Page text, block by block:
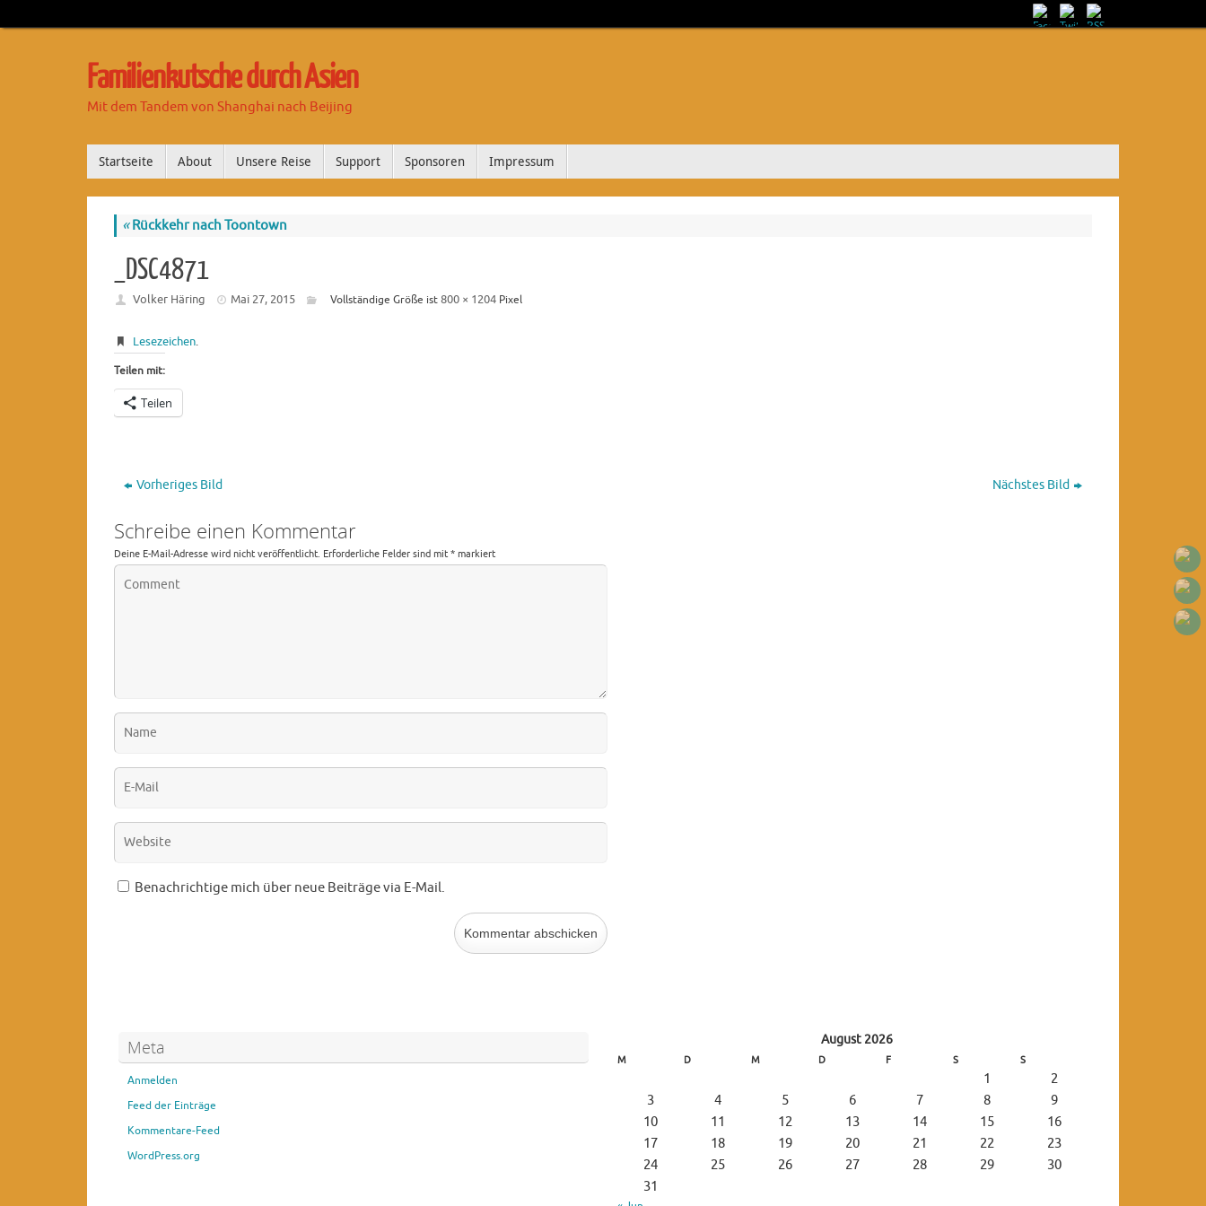
Familienkutsche durch Asien
Mit dem Tandem von Shanghai nach Beijing
Startseite About Unsere Reise Support Sponsoren Impressum
«Rückkehr nach Toontown
_DSC4871
Volker Häring Mai 27, 2015 Vollständige Größe ist800 × 1204Pixel
Lesezeichen.
Teilen mit:
Teilen
Vorheriges Bild Nächstes Bild
Schreibe einen Kommentar
Deine E-Mail-Adresse wird nicht veröffentlicht. Erforderliche Felder sind mit * markiert
Benachrichtige mich über neue Beiträge via E-Mail.
Meta
Anmelden
Feed der Einträge
Kommentare-Feed
WordPress.org
August 2026
M D M D F S S
1
2
3
4 5 6 7 8
9
10
11 12 13 14 15
16
17
18 19 20 21 22
23
24
25 26 27 28 29
30
31